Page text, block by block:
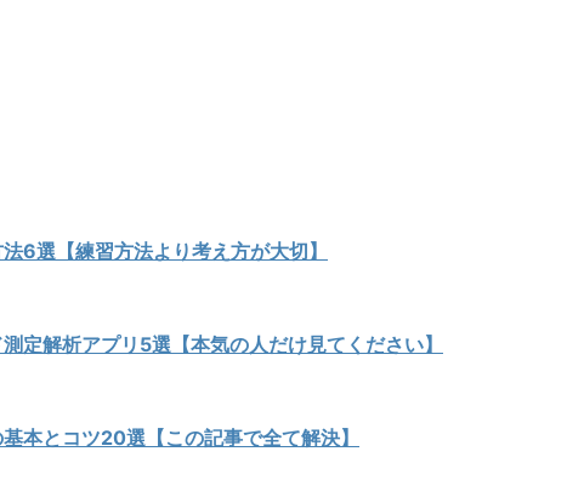
6選【練習方法より考え方が大切】
定解析アプリ5選【本気の人だけ見てください】
本とコツ20選【この記事で全て解決】